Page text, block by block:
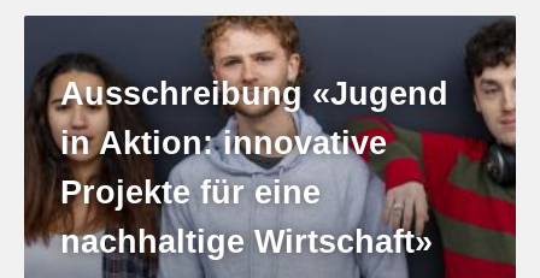
Ausschreibung «Jugend
in Aktion: innovative
Projekte für eine
nachhaltige Wirtschaft»